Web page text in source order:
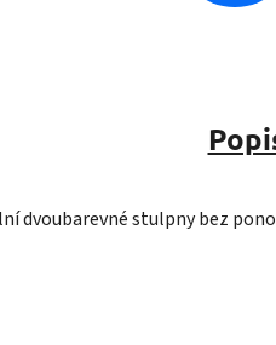
dvoubarevné stulpny bez